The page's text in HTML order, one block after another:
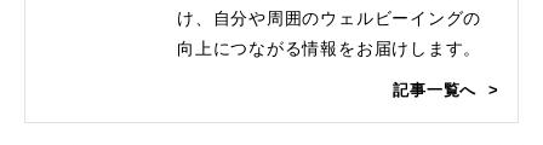
け、自分や周囲のウェルビーイングの
向上につながる情報をお届けします。
記事一覧へ